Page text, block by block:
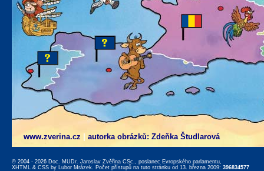
www.zverina.cz autorka obrázků: Zdeňka Študlarová
© 2004 - 2026 Doc. MUDr. Jaroslav Zvěřina CSc., poslanec Evropského parlamentu,
XHTML & CSS by Lubor Mrázek. Počet přístupů na tuto stránku od 13. března 2009: 396834577